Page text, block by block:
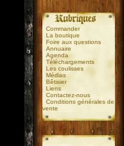
Commander
La boutique
Foire aux questions
Annuaire
Agenda
Téléchargements
Les coulisses
Médias
Bêtisier
Liens
Contactez-nous
Conditions générales de
vente